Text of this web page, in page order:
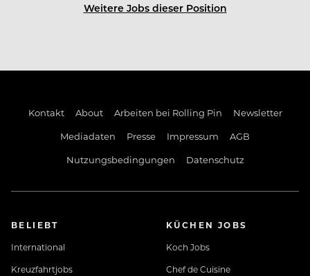
Als junges, wachsendes Unternehmen bauen wir
Haltung. Einer Idee davon, wie Gesundheit, Arbeit
und Leben zusammenpassen können.
Weitere Jobs dieser Position
Kontakt About Arbeiten bei Rolling Pin
Newsletter
Mediadaten
Presse Impressum
AGB
Nutzungsbedingungen
Datenschutz
BELIEBT
International
Kreuzfahrtjobs
KÜCHEN JOBS
Koch Jobs
Chef de Cuisine